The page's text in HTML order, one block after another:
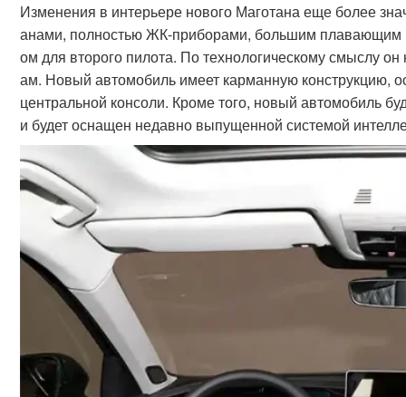
Изменения в интерьере нового Маготана еще более
анами, полностью ЖК-приборами, большим плавающим
ом для второго пилота. По технологическому смыслу
ам. Новый автомобиль имеет карманную конструкцию,
центральной консоли. Кроме того, новый автомобиль
и будет оснащен недавно выпущенной системой